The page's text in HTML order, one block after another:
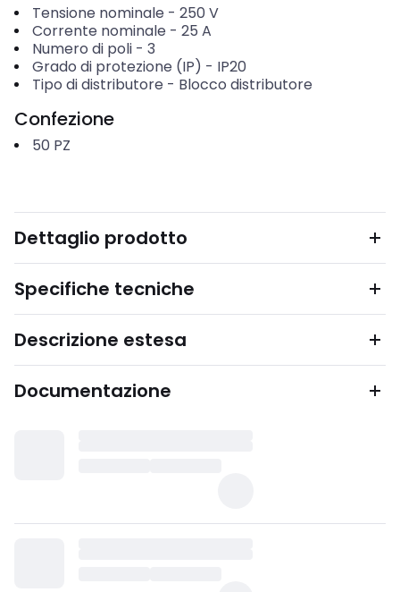
Tensione nominale - 250 V
Corrente nominale - 25 A
Numero di poli- 3
Grado di protezione (IP) - IP20
Tipo di distributore - Blocco distributore
Confezione
50 PZ
Dettaglio prodotto
Specifiche tecniche
Descrizione estesa
Documentazione